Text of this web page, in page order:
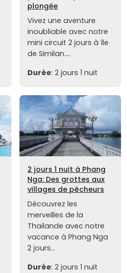
plongée
Vivez une aventure
inoubliable avec notre
mini circuit 2 jours à île
de Similan....
Durée: 2 jours 1 nuit
2 jours 1 nuit à Phang
Nga: Des grottes aux
villages de pêcheurs
Découvrez les
merveilles de la
Thaïlande avec notre
vacance à Phang Nga
2 jours...
Durée: 2 jours 1 nuit